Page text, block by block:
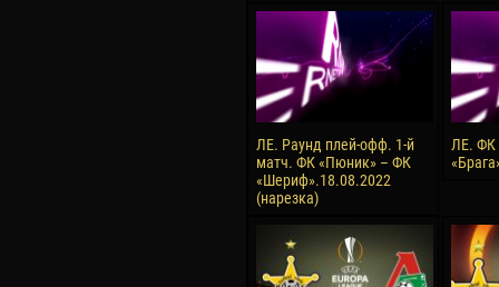
ЛЕ. Раунд плей-офф. 1-й
матч. ФК «Пюник» – ФК
«Шериф».18.08.2022
(нарезка)
ЛЕ. ФК